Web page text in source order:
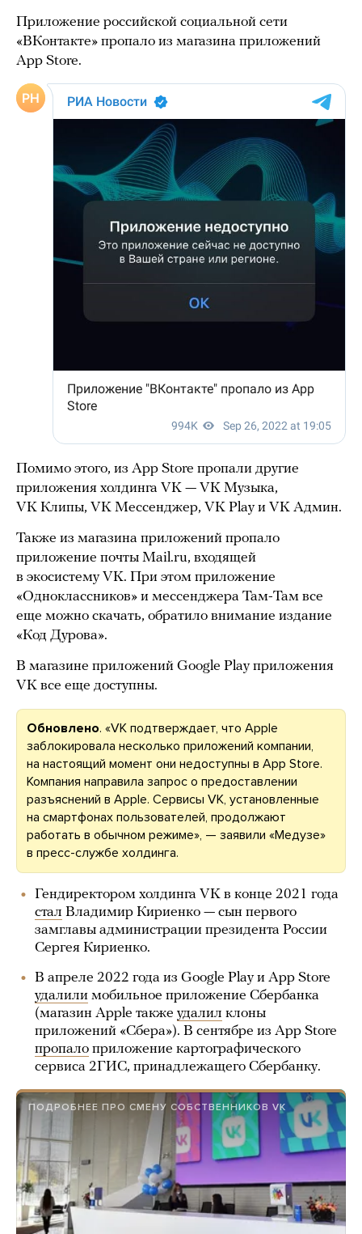
Приложение российской социальной сети
«ВКонтакте» пропало из магазина приложений
App Store.
Помимо этого, из App Store пропали другие
приложения холдинга VK — VK Музыка,
VK Клипы, VK Мессенджер, VK Play и VK Админ.
Также из магазина приложений пропало
приложение почты Mail.ru, входящей
в экосистему VK. При этом приложение
«Одноклассников» и мессенджера Там-Там все
еще можно скачать, обратило внимание издание
«Код Дурова».
В магазине приложений Google Play приложения
VK все еще доступны.
Обновлено. «VK подтверждает, что Apple
заблокировала несколько приложений компании,
на настоящий момент они недоступны в App Store.
Компания направила запрос о предоставлении
разъяснений в Apple. Сервисы VK, установленные
на смартфонах пользователей, продолжают
работать в обычном режиме», — заявили «Медузе»
в пресс-службе холдинга.
Гендиректором холдинга VK в конце 2021 года
стал Владимир Кириенко — сын первого
замглавы администрации президента России
Сергея Кириенко.
В апреле 2022 года из Google Play и App Store
удалили мобильное приложение Сбербанка
(магазин Apple также удалил клоны
приложений «Сбера»). В сентябре из App Store
пропало приложение картографического
сервиса 2ГИС, принадлежащего Сбербанку.
ПОДРОБНЕЕ ПРО СМЕНУ СОБСТВЕННИКОВ VK